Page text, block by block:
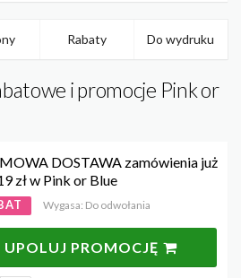
Rabaty Do wydruku
i promocje Pink or
DOSTAWA zamówienia już
zł w Pink or Blue
Wygasa: Do odwołania
UPOLUJ PROMOCJĘ